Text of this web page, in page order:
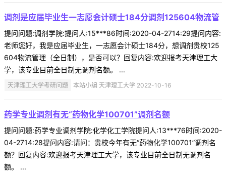
调剂是应届毕业生一志愿会计硕士184分调剂125604物流管
提问问题:调剂学院:提问人:15***86时间:2020-04-2714:29提问内容:
老师您好，我是应届毕业生，一志愿会计硕士184分，想调剂贵校125
604物流管理（全日制），是否可以？回复内容:欢迎报考天津理工大
学，该专业目前全日制无调剂名额。 ...
天津理工大学考研问题 本站小编 天津理工大学 2022-10-16
药学专业调剂有无“药物化学100701”调剂名额
提问问题:药学专业调剂学院:化学化工学院提问人:13***76时间:2020-
04-2714:28提问内容:请问：贵校今年有无“药物化学100701”调剂名
额？回复内容:欢迎报考天津理工大学，该专业目前全日制无调剂名
额。 ...